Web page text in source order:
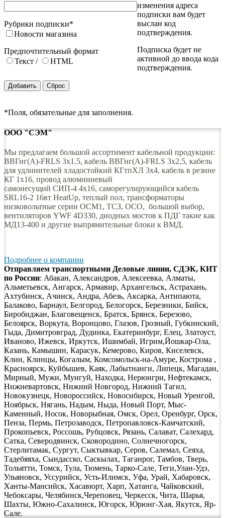
Рубрики подписки*
Новости магазина
Предпочтительный формат
Текст / HTML
изменения адреса
подписки вам будет
выслан код
подтверждения.
Подписка будет не
активной до ввода кода
подтверждения.
*Поля, обязательные для заполнения.
ООО "СЭМ"
Мы предлагаем большой ассортимент кабельной продукции:
ВВГнг(A)-FRLS 3х1.5, кабель ВВГнг(A)-FRLS 3х2,5, кабель
для удлинителей хладостойкий КГтпХЛ 3х4, кабель в резине
КГ 1х16, провод алюминиевый
самонесущий СИП-4 4х16, саморегулирующийся кабель
SRL16-2 16вт HeatUp, теплый пол, трансформаторы
низковольтные серии ОСМ1, ТСЗ, ОСО, большой выбор,
вентиляторов YWF 4D330, диодных мостов к ПДГ такие как
МД13-400 и другие выпрямительные блоки к ВМД.
Подробнее о компании
Отправляем транспортными Деловые линии, СДЭК, КИТ
по России: Абакан, Александров, Алексеевка, Алматы,
Альметьевск, Ангарск, Армавир, Архангельск, Астрахань,
Ахтубинск, Ачинск, Андра, Абезь, Аксарка, Антипаюта,
Балаково, Барнаул, Белгород, Белогорск, Березники, Бийск,
Биробиджан, Благовещенск, Братск, Брянск, Березово,
Белоярск, Воркута, Воронцово, Глазов, Грозный, Губкинский,
Гыда, Димитровград, Дудинка, Екатеринбург, Елец, Златоуст,
Иваново, Ижевск, Иркутск, Ишимбай, Игрим,Йошкар-Ола,
Казань, Камышин, Карасук, Кемерово, Киров, Киселевск,
Клин, Клинцы, Когалым, Комсомольск-на-Амуре, Кострома ,
Красноярск, Куйбышев, Каяк, Лабытнанги, Липецк, Магадан,
Мирный, Мужи, Мунгуй, Находка, Нерюнгри, Нефтекамск,
Нижневартовск, Нижний Новгород, Нижний Тагил,
Новокузнецк, Новороссийск, Новосибирск, Новый Уренгой,
Ноябрьск, Нягань, Надым, Ныда, Новый Порт, Мыс-
Каменный, Носок, Новорыбная, Омск, Орел, Оренбург, Орск,
Пенза, Пермь, Петрозаводск, Петропавловск-Камчатский,
Прокопьевск, Россошь, Рубцовск, Рязань, Салават, Салехард,
Сатка, Северодвинск, Сковородино, Солнечногорск,
Стерлитамак, Сургут, Сыктывкар, Серов, Салемал, Сеяха,
Тадебяяха, Сындасско, Саскылах, Таганрог, Тамбов, Тверь,
Тольятти, Томск, Тула, Тюмень, Тарко-Сале, Теги,Улан-Удэ,
Ульяновск, Уссурийск, Усть-Илимск, Уфа, Урай, Хабаровск,
Ханты-Мансийск, Хасавюрт, Харп, Хатанга, Чайковский,
Чебоксары, Челябинск,Череповец, Черкесск, Чита, Шарья,
Шахты, Южно-Сахалинск, Югорск, Юрюнг-Хая, Якутск, Яр-
Сале.